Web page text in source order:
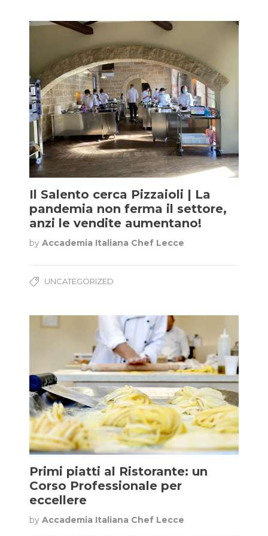
Il Salento cerca Pizzaioli | La
pandemia non ferma il settore,
anzi le vendite aumentano!
by Accademia Italiana Chef Lecce
UNCATEGORIZED
Primi piatti al Ristorante: un
Corso Professionale per
eccellere
by Accademia Italiana Chef Lecce